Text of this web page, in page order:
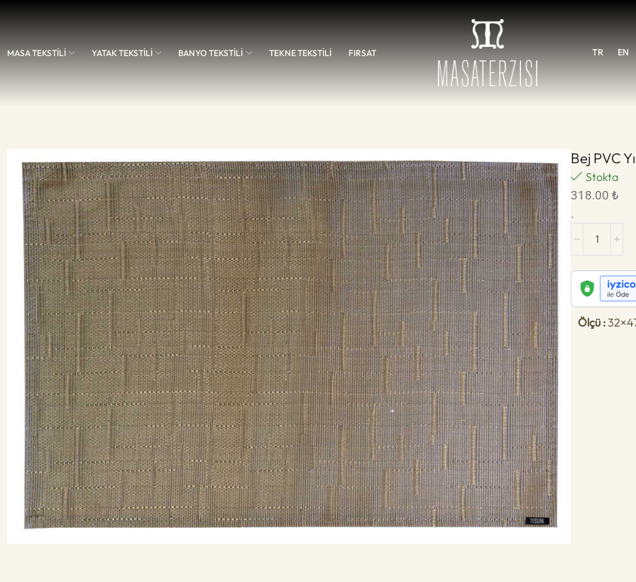
MASA TEKSTİLİ YATAK TEKSTİLİ BANYO TEKSTİLİ TEKNE TEKSTİLİ FIRSAT TR EN
Bej PVC
Stokta
318.00₺
.
Ölçü :